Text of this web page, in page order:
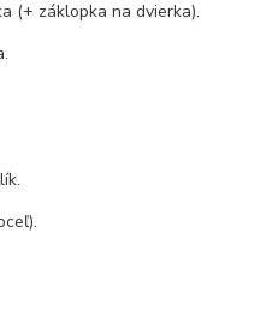
(+ záklopka na dvierka).